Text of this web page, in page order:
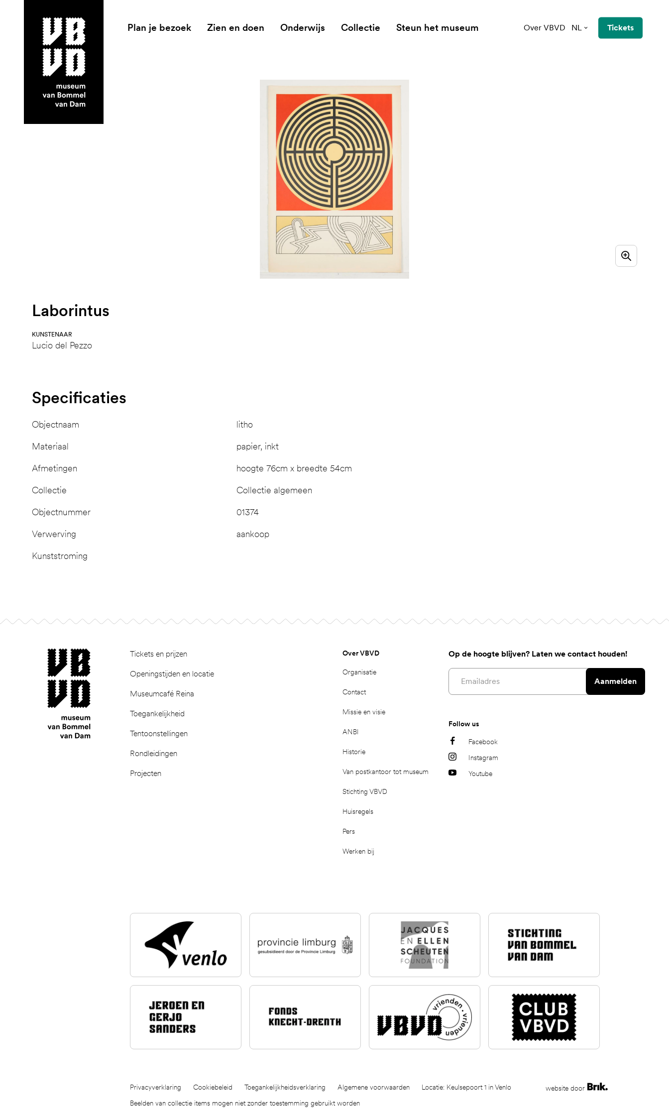
museum van Bommel van Dam
Plan je bezoek Zien en doen Onderwijs Collectie Steun het museum Over VBVD NL Tickets
Laborintus
KUNSTENAAR
Lucio del Pezzo
Specificaties
Objectnaam litho
Materiaal papier, inkt
Afmetingen hoogte 76cm x breedte 54cm
Collectie Collectie algemeen
Objectnummer 01374
Verwerving aankoop
Kunststroming
Tickets en prijzen
Openingstijden en locatie
Museumcafé Reina
Toegankelijkheid
Tentoonstellingen
Rondleidingen
Projecten
museum van Bommel van Dam Over VBVD
Organisatie
Contact
Missie en visie
ANBI
Historie
Van postkantoor tot museum
Stichting VBVD
Huisregels
Pers
Werken bij
Op de hoogte blijven? Laten we contact houden!
Email address
Aanmelden
Follow us
Facebook
Instagram
Youtube
Privacyverklaring Cookiebeleid Toegankelijkheidsverklaring Algemene voorwaarden
Locatie: Keulsepoort 1 in Venlo
Beelden van collectie items mogen niet zonder toestemming gebruikt worden
website door